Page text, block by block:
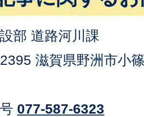
部 道路河川課
滋賀県野洲市小
077-587-6323